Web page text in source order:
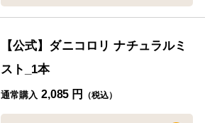
【公式】ダニコロリ ナチュラルミ
スト_1本
通常購入 2,085 円 （税込）